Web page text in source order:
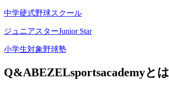
中学硬式野球スクール
ジュニアスターJunior Star
小学生対象野球塾
Q&ABEZELsportsacademyとは